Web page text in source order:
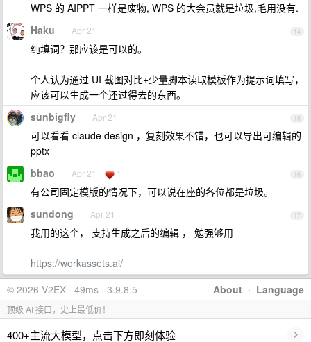
WPS 的 AIPPT 一样是废物, WPS 的大会员就是垃圾,毛用没有.
14
Haku Apr 21
纯填词？那应该是可以的。
个人认为通过 UI 截图对比+少量脚本读取模板作为提示词填写，
应该可以生成一个还过得去的东西。
15
sunbigfly Apr 21
可以看看 claude design ，复刻效果不错，也可以导出可编辑的
pptx
16
bbao Apr 21 1
有公司固定模版的情况下，可以说在座的各位都是垃圾。
17
sundong Apr 21
我用的这个， 支持生成之后的编辑 ， 勉强够用
https://workassets.ai/
About · Language
© 2026 V2EX · 49ms · 3.9.8.5
顶级 AI 接口，史上最低价！
400+主流大模型，点击下方即刻体验 ›